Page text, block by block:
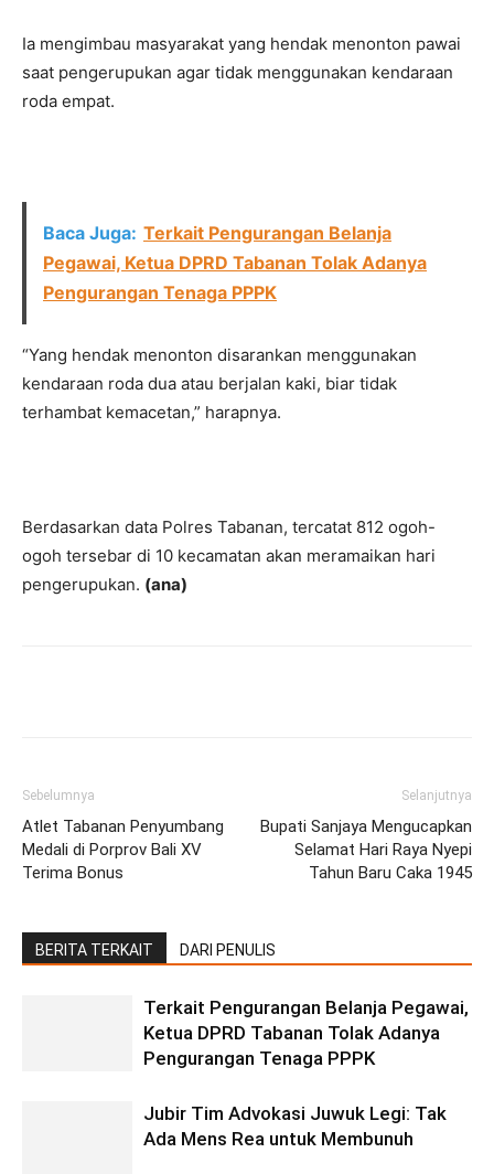
Ia mengimbau masyarakat yang hendak menonton pawai
saat pengerupukan agar tidak menggunakan kendaraan
roda empat.
Baca Juga: Terkait Pengurangan Belanja
Pegawai, Ketua DPRD Tabanan Tolak Adanya
Pengurangan Tenaga PPPK
“Yang hendak menonton disarankan menggunakan
kendaraan roda dua atau berjalan kaki, biar tidak
terhambat kemacetan,” harapnya.
Berdasarkan data Polres Tabanan, tercatat 812 ogoh-
ogoh tersebar di 10 kecamatan akan meramaikan hari
pengerupukan. (ana)
Sebelumnya
Atlet Tabanan Penyumbang
Medali di Porprov Bali XV
Terima Bonus
Selanjutnya
Bupati Sanjaya Mengucapkan
Selamat Hari Raya Nyepi
Tahun Baru Caka 1945
BERITA TERKAIT DARI PENULIS
Terkait Pengurangan Belanja Pegawai,
Ketua DPRD Tabanan Tolak Adanya
Pengurangan Tenaga PPPK
Jubir Tim Advokasi Juwuk Legi: Tak
Ada Mens Rea untuk Membunuh